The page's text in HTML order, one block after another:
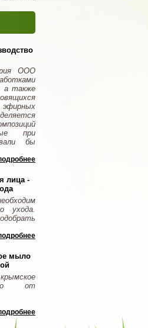
ООО
а также
при
бы
лица -
ухода.
мыло
от